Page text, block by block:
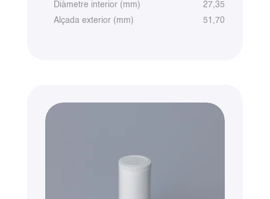
Diàmetre interior (mm)
27,35
Alçada exterior (mm)
51,70